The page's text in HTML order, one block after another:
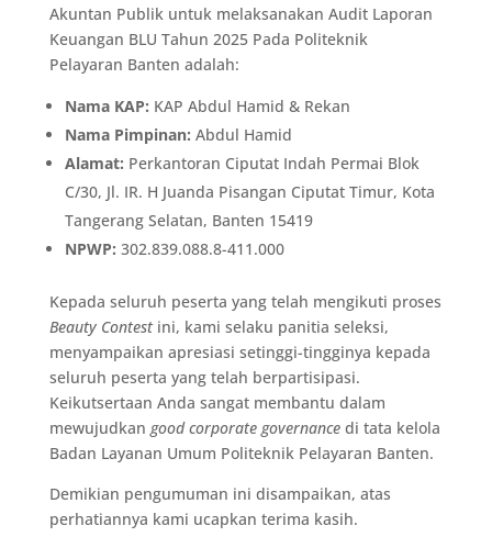
Akuntan Publik untuk melaksanakan Audit Laporan
Keuangan BLU Tahun 2025 Pada Politeknik
Pelayaran Banten adalah:
Nama KAP: KAP Abdul Hamid & Rekan
Nama Pimpinan: Abdul Hamid
Alamat: Perkantoran Ciputat Indah Permai Blok
C/30, Jl. IR. H Juanda Pisangan Ciputat Timur, Kota
Tangerang Selatan, Banten 15419
NPWP: 302.839.088.8-411.000
Kepada seluruh peserta yang telah mengikuti proses
Beauty Contestini, kami selaku panitia seleksi,
menyampaikan apresiasi setinggi-tingginya kepada
seluruh peserta yang telah berpartisipasi.
Keikutsertaan Anda sangat membantu dalam
mewujudkan good corporate governancedi tata kelola
Badan Layanan Umum Politeknik Pelayaran Banten.
Demikian pengumuman ini disampaikan, atas
perhatiannya kami ucapkan terima kasih.